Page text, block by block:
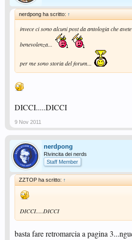
nerdpong ha scritto: ↑
invece ci sono alcuni post da antologia che
benevolenza...
per me sono storia del forum...
DICCI.....DICCI
9 Nov 2011
nerdpong
Rivincita dei nerds
Staff Member
ZZTOP ha scritto: ↑
DICCI.....DICCI
basta fare retromarcia a pagina